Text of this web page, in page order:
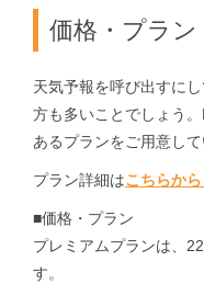
価格・プラン
天気予報を呼び出すに
方も多いことでしょう
あるプランをご用意して
プラン詳細はこちらから
■価格・プラン
プレミアムプランは、
す。